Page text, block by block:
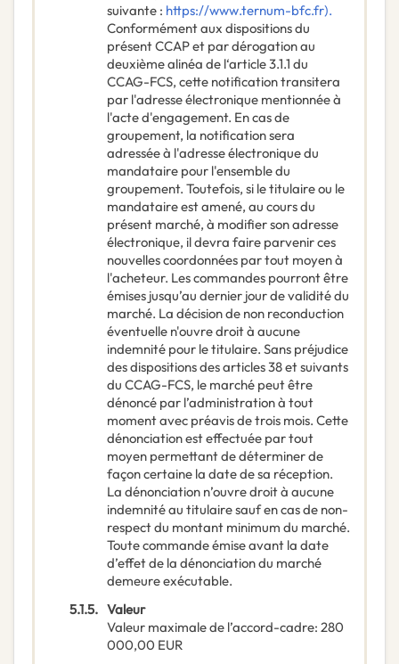
suivante : https://www.ternum-bfc.fr).
Conformément aux dispositions du
présent CCAP et par dérogation au
deuxième alinéa de l‘article 3.1.1 du
CCAG-FCS, cette notification transitera
par l'adresse électronique mentionnée à
l'acte d'engagement. En cas de
groupement, la notification sera
adressée à l'adresse électronique du
mandataire pour l'ensemble du
groupement. Toutefois, si le titulaire ou le
mandataire est amené, au cours du
présent marché, à modifier son adresse
électronique, il devra faire parvenir ces
nouvelles coordonnées par tout moyen à
l'acheteur. Les commandes pourront être
émises jusqu’au dernier jour de validité du
marché. La décision de non reconduction
éventuelle n'ouvre droit à aucune
indemnité pour le titulaire. Sans préjudice
des dispositions des articles 38 et suivants
du CCAG-FCS, le marché peut être
dénoncé par l’administration à tout
moment avec préavis de trois mois. Cette
dénonciation est effectuée par tout
moyen permettant de déterminer de
façon certaine la date de sa réception.
La dénonciation n’ouvre droit à aucune
indemnité au titulaire sauf en cas de non-
respect du montant minimum du marché.
Toute commande émise avant la date
d’effet de la dénonciation du marché
demeure exécutable.
5.1.5. Valeur
Valeur maximale de l’accord-cadre: 280
000,00 EUR